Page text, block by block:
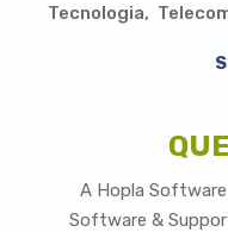
Tecnologia
A Hopla
Software &